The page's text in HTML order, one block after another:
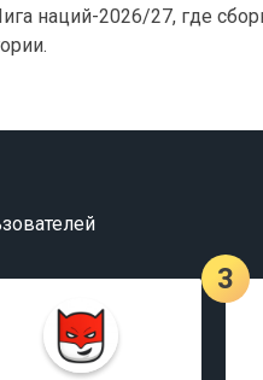
наций-2026/27, где
3